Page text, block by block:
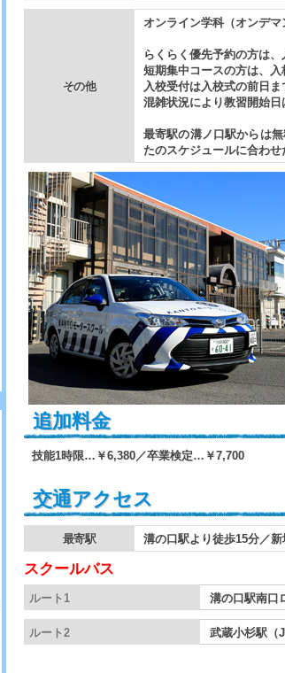
その他
オンライン学科（オンデ
らくらく優先予約の方は
短期集中コースの方は、入
入校受付は入校式の前日ま
混雑状況により教習開始日
最寄駅の溝ノ口駅からは
たのスケジュールに合わせ
追加料金
技能1時限…￥6,380／卒業検定…￥7,700
交通アクセス
最寄駅 溝の口駅より徒歩15分／
スクールバス
ルート1 溝の口駅南口
ルート2 武蔵小杉駅（